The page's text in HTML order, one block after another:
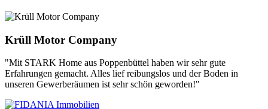
Krüll Motor Company
"Mit STARK Home aus Poppenbüttel haben wir sehr gute
Erfahrungen gemacht. Alles lief reibungslos und der Boden in
unseren Gewerberäumen ist sehr schön geworden!"